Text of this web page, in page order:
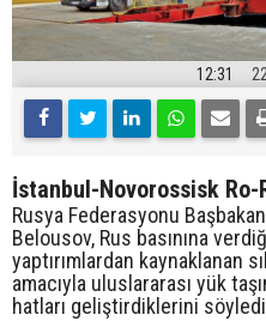
12:31
İstanbul-Novorossisk Ro-
Rusya Federasyonu
Belousov, Rus basınına
yaptırımlardan kaynaklanan
amacıyla uluslararası yük
hatları geliştirdiklerini